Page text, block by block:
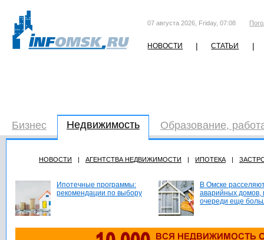
07 августа 2026, Friday, 07:08
НОВОСТИ | СТАТЬИ |
Бизнес Недвижимость Образование,
НОВОСТИ | АГЕНТСТВА НЕДВИЖИМОСТИ | ИПОТЕКА |
Ипотечные программы:
рекомендации по выбору
В Омске
аварийных домов,
очереди еще